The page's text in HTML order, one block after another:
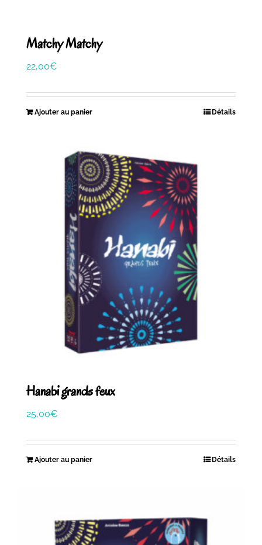
Matchy Matchy
22,00€
Ajouter au panier Détails
Hanabi grands feux
25,00€
Ajouter au panier Détails